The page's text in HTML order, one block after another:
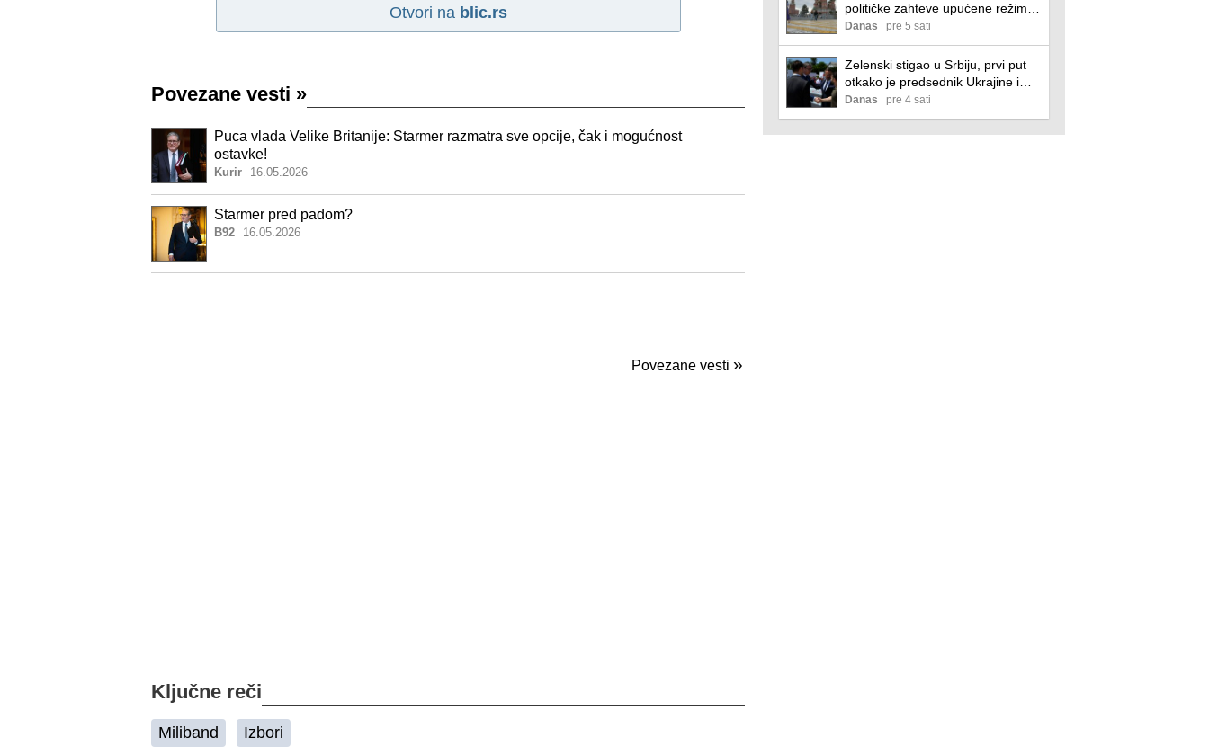
Otvori na blic.rs
Povezane vesti »
Puca vlada Velike Britanije: Starmer razmatra sve opcije, čak i mogućnost
ostavke!
Kurir 16.05.2026
Starmer pred padom?
B92 16.05.2026
Povezane vesti »
Ključne reči
Miliband Izbori
političke zahteve upućene režimu
ili zaista veruju da Putin „bolje
razume šta se događa“?
Danas pre 5 sati
Zelenski stigao u Srbiju, prvi put
otkako je predsednik Ukrajine i
početka ruske invazije
Danas pre 4 sati